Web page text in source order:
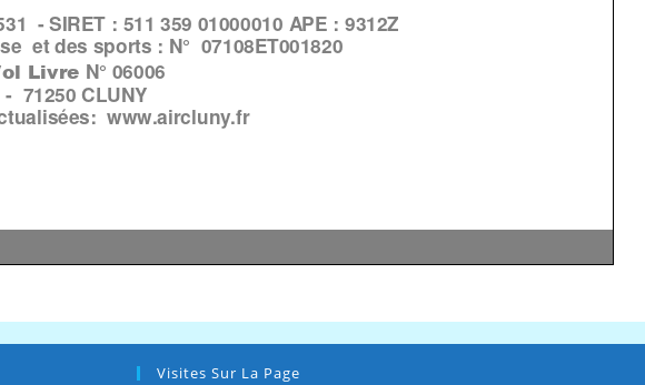
Visites Sur La Page